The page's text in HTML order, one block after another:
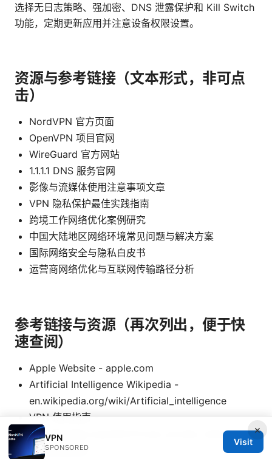
选择无日志策略、强加密、DNS 泄露保护和 Kill Switch
功能，定期更新应用并注意设备权限设置。
资源与参考链接（文本形式，非可点
击）
NordVPN 官方页面
OpenVPN 项目官网
WireGuard 官方网站
1.1.1.1 DNS 服务官网
影像与流媒体使用注意事项文章
VPN 隐私保护最佳实践指南
跨境工作网络优化案例研究
中国大陆地区网络环境常见问题与解决方案
国际网络安全与隐私白皮书
运营商网络优化与互联网传输路径分析
参考链接与资源（再次列出，便于快
速查阅）
Apple Website - apple.com
Artificial Intelligence Wikipedia -
en.wikipedia.org/wiki/Artificial_intelligence
VPN 使用指南 -
en.wikipedia.org/wiki/Virtual_private_network
游戏加速原理 -
×
VPN
SPONSORED
Visit